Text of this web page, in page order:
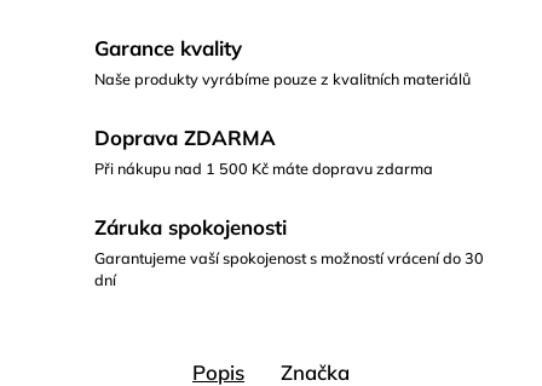
Garance kvality
Naše produkty vyrábíme pouze z kvalitních materiálů
Doprava ZDARMA
Při nákupu nad 1 500 Kč máte dopravu zdarma
Záruka spokojenosti
Garantujeme vaší spokojenost s možností vrácení do 30
dní
Popis Značka